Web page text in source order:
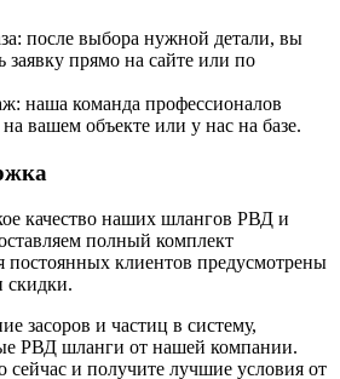
после выбора нужной детали, вы
заявку прямо на сайте или по
наша команда профессионалов
вашем объекте или у нас на базе.
качество наших шлангов РВД и
полный комплект
постоянных клиентов предусмотрены
скидки.
засоров и частиц в систему,
РВД шланги от нашей компании.
сейчас и получите лучшие условия от